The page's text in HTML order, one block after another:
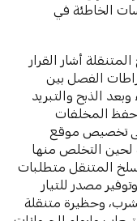
الخاطئة في
أشار القرار
الفصل بين
الذبح والتبريد
المخلفات
تخصيص موقع
لحين التخلص منها
المتنقل متطلبات
مصدر للتيار
وحظيرة متنقلة